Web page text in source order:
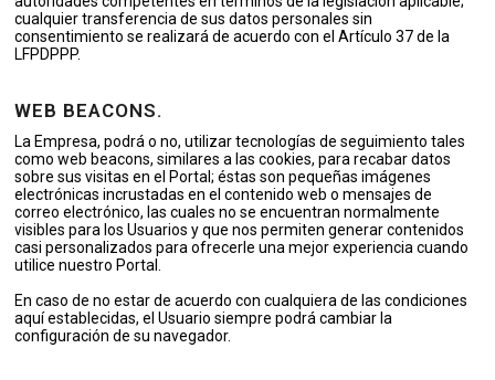
cualquier transferencia de sus datos personales sin
consentimiento se realizará de acuerdo con el Artículo 37 de la
LFPDPPP.
WEB BEACONS.
La Empresa, podrá o no, utilizar tecnologías de seguimiento tales
como web beacons, similares a las cookies, para recabar datos
sobre sus visitas en el Portal; éstas son pequeñas imágenes
electrónicas incrustadas en el contenido web o mensajes de
correo electrónico, las cuales no se encuentran normalmente
visibles para los Usuarios y que nos permiten generar contenidos
casi personalizados para ofrecerle una mejor experiencia cuando
utilice nuestro Portal.
En caso de no estar de acuerdo con cualquiera de las condiciones
aquí establecidas, el Usuario siempre podrá cambiar la
configuración de su navegador.